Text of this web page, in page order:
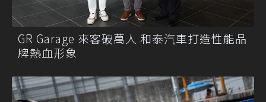
GR Garage 來客破萬人 和泰汽車打造性能品
牌熱血形象